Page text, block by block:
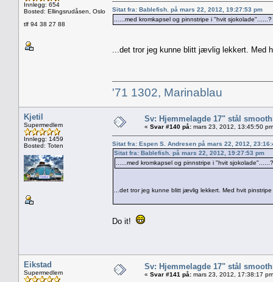
Innlegg: 654
Bosted: Ellingsrudåsen, Oslo
tlf 94 38 27 88
Sitat fra: Bablefish. på mars 22, 2012, 19:27:53 pm
......med kromkapsel og pinnstripe i "hvit sjokolade"......?
...det tror jeg kunne blitt jævlig lekkert.
'71 1302, Marinablau
Kjetil
Supermedlem
Innlegg: 1459
Bosted: Toten
Sv: Hjemmelagde 17" stål
« Svar #140 på: mars 23, 2012, 13:45:50
Sitat fra: Espen S. Andresen på mars 22, 2012,
Sitat fra: Bablefish. på mars 22, 2012, 19:27:53 pm
......med kromkapsel og pinnstripe i "hvit sjokolade"......?
...det tror jeg kunne blitt jævlig lekkert. Med hvit
Do it!
Eikstad
Supermedlem
Sv: Hjemmelagde 17" stål
« Svar #141 på: mars 23, 2012, 17:38:17